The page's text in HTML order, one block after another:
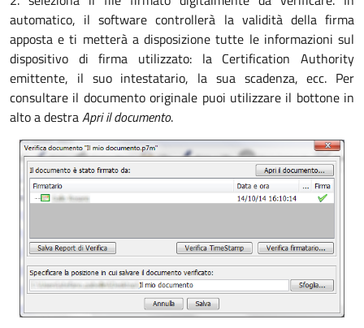
automatico, il software controllerà la validità della firma
apposta e ti metterà a disposizione tutte le informazioni sul
dispositivo di firma utilizzato: la Certification Authority
emittente, il suo intestatario, la sua scadenza, ecc. Per
consultare il documento originale puoi utilizzare il bottone in
alto a destraApri il documento.